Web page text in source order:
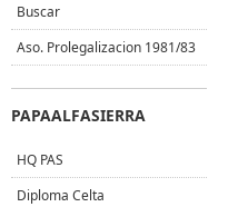
Buscar
Aso. Prolegalizacion 1981/83
PAPAALFASIERRA
HQ PAS
Diploma Celta